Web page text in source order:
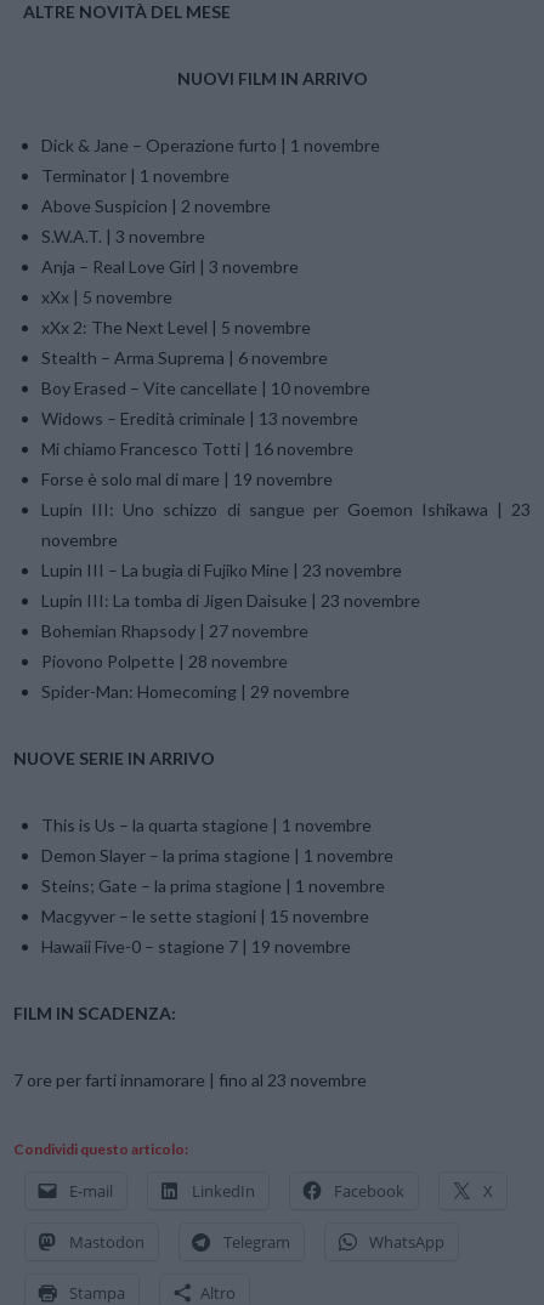
ALTRE NOVITÀ DEL MESE
NUOVI FILM IN ARRIVO
Dick & Jane – Operazione furto | 1 novembre
Terminator | 1 novembre
Above Suspicion | 2 novembre
S.W.A.T. | 3 novembre
Anja – Real Love Girl | 3 novembre
xXx | 5 novembre
xXx 2: The Next Level | 5 novembre
Stealth – Arma Suprema | 6 novembre
Boy Erased – Vite cancellate | 10 novembre
Widows – Eredità criminale | 13 novembre
Mi chiamo Francesco Totti | 16 novembre
Forse è solo mal di mare | 19 novembre
Lupin III: Uno schizzo di sangue per Goemon Ishikawa | 23
novembre
Lupin III – La bugia di Fujiko Mine | 23 novembre
Lupin III: La tomba di Jigen Daisuke | 23 novembre
Bohemian Rhapsody | 27 novembre
Piovono Polpette | 28 novembre
Spider-Man: Homecoming | 29 novembre
NUOVE SERIE IN ARRIVO
This is Us – la quarta stagione | 1 novembre
Demon Slayer – la prima stagione | 1 novembre
Steins; Gate – la prima stagione | 1 novembre
Macgyver – le sette stagioni | 15 novembre
Hawaii Five-0 – stagione 7 | 19 novembre
FILM IN SCADENZA:
7 ore per farti innamorare | fino al 23 novembre
Condividi questo articolo:
E-mail LinkedIn Facebook X
Mastodon Telegram WhatsApp
Stampa Altro